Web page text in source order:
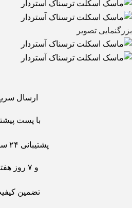
بزرگنمایی تصویر
ارسال
با پست
پشتیبانی ۲۴ ساعته
و ۷ روز هفته
تضمین